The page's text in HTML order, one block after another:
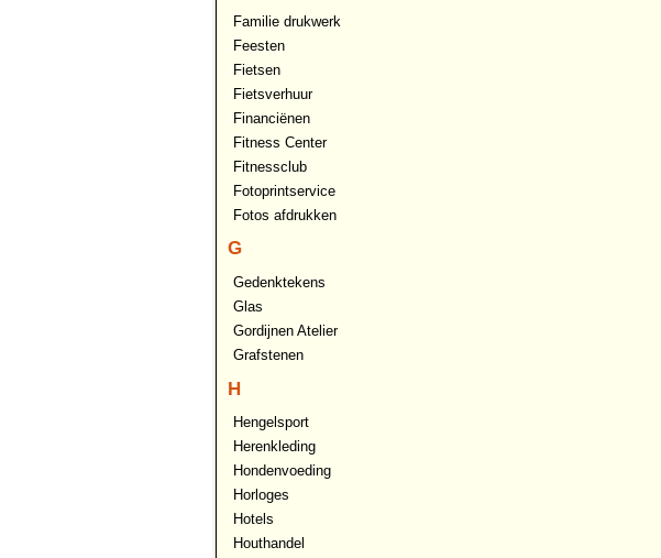
Familie drukwerk
Feesten
Fietsen
Fietsverhuur
Financiënen
Fitness Center
Fitnessclub
Fotoprintservice
Fotos afdrukken
G
Gedenktekens
Glas
Gordijnen Atelier
Grafstenen
H
Hengelsport
Herenkleding
Hondenvoeding
Horloges
Hotels
Houthandel